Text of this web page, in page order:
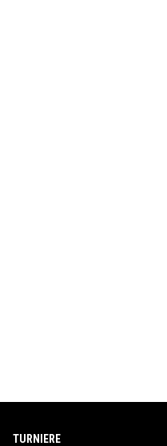
TURNIERE